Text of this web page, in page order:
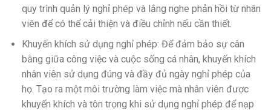
quy trình quản lý nghỉ phép và lắng nghe phản hồi từ nhân
viên để có thể cải thiện và điều chỉnh nếu cần thiết.
Khuyến khích sử dụng nghỉ phép: Để đảm bảo sự cân
bằng giữa công việc và cuộc sống cá nhân, khuyến khích
nhân viên sử dụng đúng và đầy đủ ngày nghỉ phép của
họ. Tạo ra một môi trường làm việc mà nhân viên được
khuyến khích và tôn trọng khi sử dụng nghỉ phép để nạp